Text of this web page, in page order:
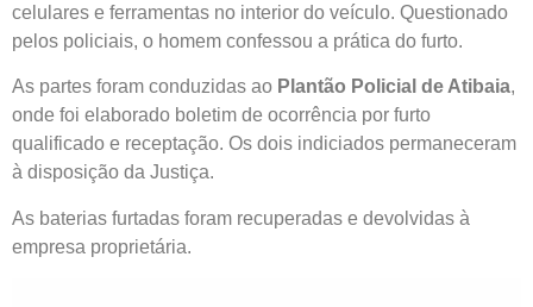
celulares e ferramentas no interior do veículo. Questionado
pelos policiais, o homem confessou a prática do furto.
As partes foram conduzidas ao Plantão Policial de Atibaia,
onde foi elaborado boletim de ocorrência por furto
qualificado e receptação. Os dois indiciados permaneceram
à disposição da Justiça.
As baterias furtadas foram recuperadas e devolvidas à
empresa proprietária.